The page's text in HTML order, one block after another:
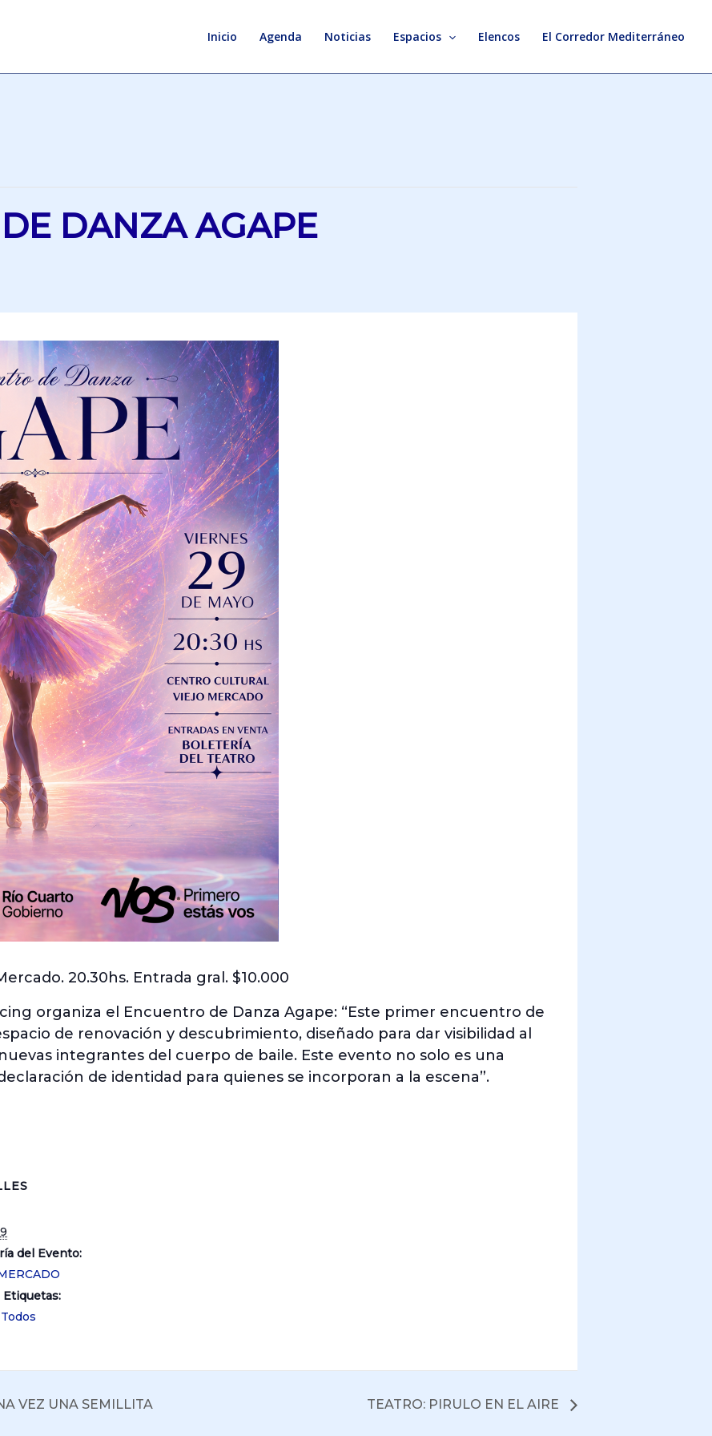
Inicio Agenda Noticias Espacios Elencos El Corredor Mediterráneo
DANZA AGAPE
20.30hs. Entrada gral. $10.000
organiza el Encuentro de Danza Agape: “Este primer encuentro de
de renovación y descubrimiento, diseñado para dar visibilidad al
integrantes del cuerpo de baile. Este evento no solo es una
de identidad para quienes se incorporan a la escena”.
del Evento:
Todos
VEZ UNA SEMILLITA TEATRO: PIRULO EN EL AIRE